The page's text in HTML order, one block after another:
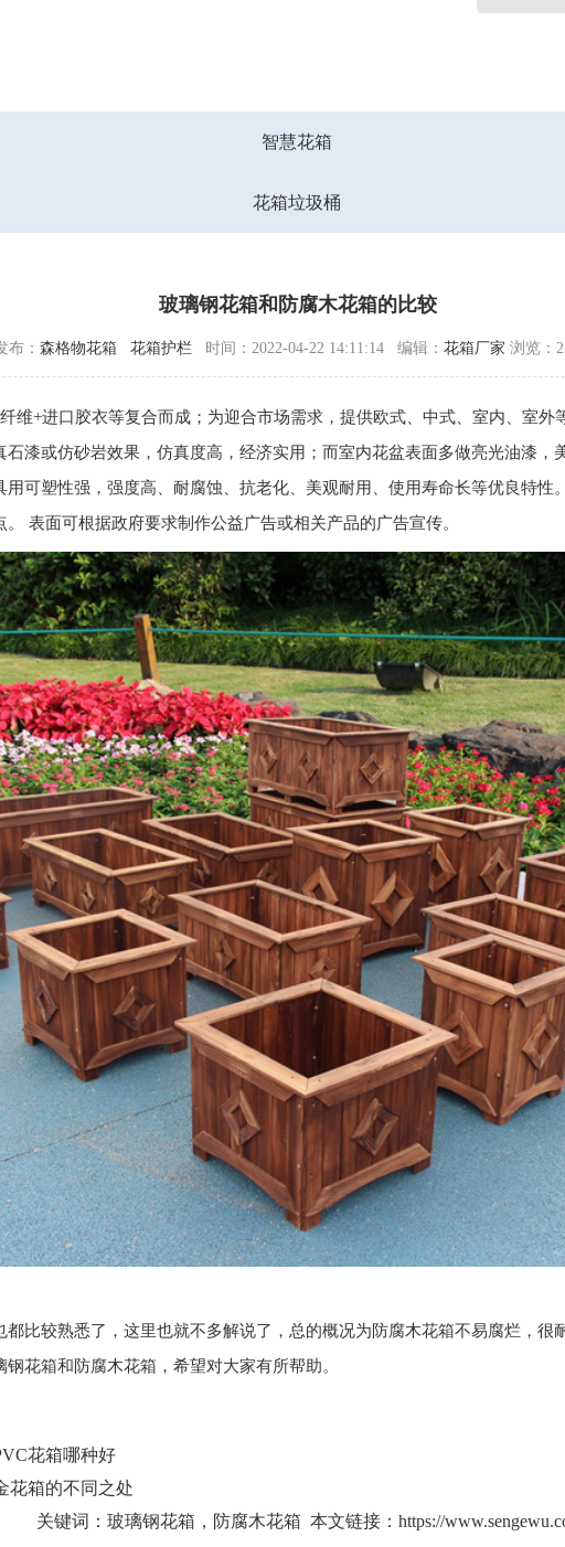
智慧花箱
花箱垃圾桶
玻璃钢花箱和防腐木花箱的比较
布： 森格物花箱 花箱护栏时间：2022-04-22 14:11:14 编辑： 花箱厂家 浏览：
维+进口胶衣等复合而成；为迎合市场需求，提供欧式、中式、室内、室外
漆或仿砂岩效果，仿真度高，经济实用；而室内花盆表面多做亮光油漆，
用可塑性强，强度高、耐腐蚀、抗老化、美观耐用、使用寿命长等优良特性
表面可根据政府要求制作公益广告或相关产品的广告宣传。
都比较熟悉了，这里也就不多解说了，总的概况为防腐木花箱不易腐烂，很
钢花箱和防腐木花箱 ，希望对大家有所帮助。
花箱哪种好
花箱的不同之处
关键词： 玻璃钢花箱，防腐木花箱 本文链接： https://